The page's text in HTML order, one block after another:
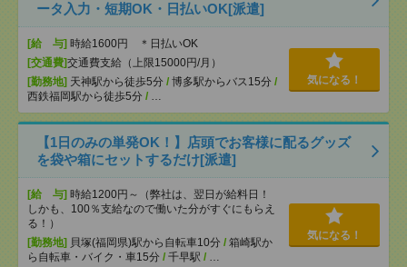
ータ入力・短期OK・日払いOK[派遣]
[給 与] 時給1600円 ＊日払いOK
[交通費]交通費支給（上限15000円/月）
[勤務地] 天神駅から徒歩5分 / 博多駅からバス15分 /
西鉄福岡駅から徒歩5分 / …
気になる！
【1日のみの単発OK！】店頭でお客様に配るグッズ
を袋や箱にセットするだけ[派遣]
[給 与] 時給1200円～（弊社は、翌日が給料日！
しかも、100％支給なので働いた分がすぐにもらえ
る！）
[勤務地] 貝塚(福岡県)駅から自転車10分 / 箱崎駅か
ら自転車・バイク・車15分 / 千早駅 / …
気になる！